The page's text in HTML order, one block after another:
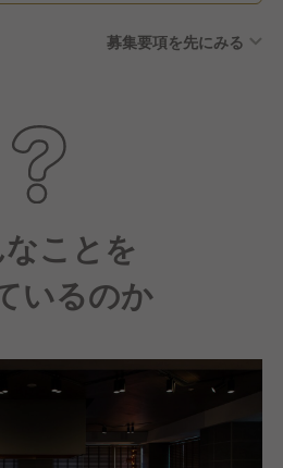
募集要項を先にみる
なことを
いるのか